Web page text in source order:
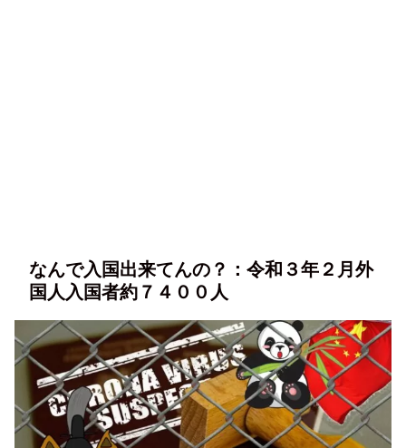
なんで入国出来てんの？：令和３年２月外
国人入国者約７４００人